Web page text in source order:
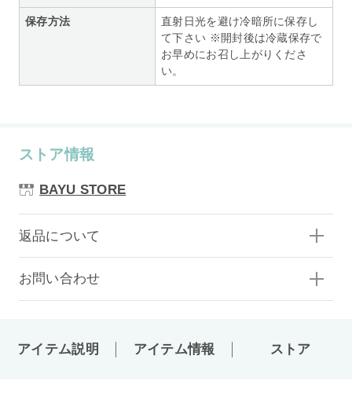
保存方法
直射日光を避け冷暗所に保存し
て下さい ※開封後は冷蔵保存で
お早めにお召し上がりくださ
い。
ストア情報
BAYU STORE
返品について
お問い合わせ
アイテム説明 アイテム情報 ストア